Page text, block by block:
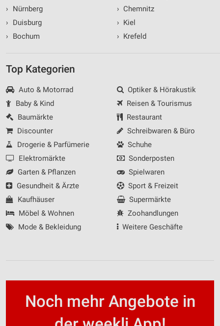
›
Nürnberg
›
Duisburg
›
Bochum
› Chemnitz
› Kiel
› Krefeld
Top Kategorien
Auto & Motorrad
Baby & Kind
Baumärkte
Discounter
Drogerie & Parfümerie
Elektromärkte
Garten & Pflanzen
Gesundheit & Ärzte
Kaufhäuser
Möbel & Wohnen
Mode & Bekleidung
Optiker & Hörakustik
Reisen & Tourismus
Restaurant
Schreibwaren & Büro
Schuhe
Sonderposten
Spielwaren
Sport & Freizeit
Supermärkte
Zoohandlungen
Weitere Geschäfte
Noch mehr Angebote in